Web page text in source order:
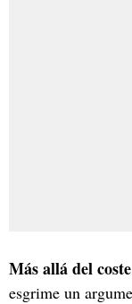
Más allá del
esgrime un